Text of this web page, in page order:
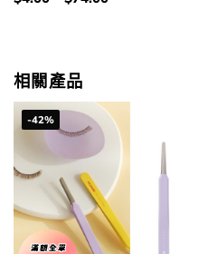
錢：
相關產品
-42%